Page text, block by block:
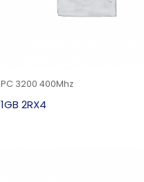
PC 3200 400Mhz
1GB 2RX4